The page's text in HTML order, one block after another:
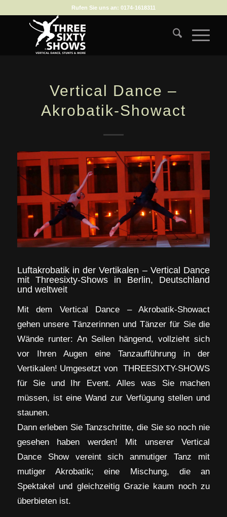
Rufen Sie uns an: 0174-1618311
Vertical Dance –
Akrobatik-Showact
Luftakrobatik in der Vertikalen – Vertical Dance
mit Threesixty-Shows in Berlin, Deutschland
und weltweit
Mit dem Vertical Dance – Akrobatik-Showact
gehen unsere Tänzerinnen und Tänzer für Sie die
Wände runter: An Seilen hängend, vollzieht sich
vor Ihren Augen eine Tanzaufführung in der
Vertikalen! Umgesetzt von THREESIXTY-SHOWS
für Sie und Ihr Event. Alles was Sie machen
müssen, ist eine Wand zur Verfügung stellen und
staunen.
Dann erleben Sie Tanzschritte, die Sie so noch nie
gesehen haben werden! Mit unserer Vertical
Dance Show vereint sich anmutiger Tanz mit
mutiger Akrobatik; eine Mischung, die an
Spektakel und gleichzeitig Grazie kaum noch zu
überbieten ist.